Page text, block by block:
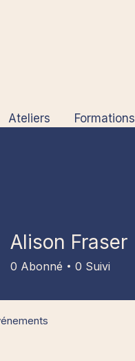
Ateliers Formations
Alison Fraser
0 Abonné 0 Suivi